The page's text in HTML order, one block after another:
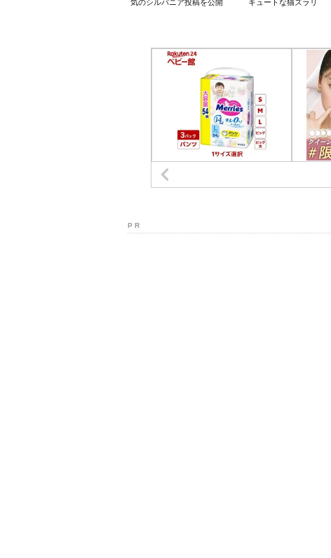
気のシルバニア投稿を公開
キュートな猫ズラリ
P R